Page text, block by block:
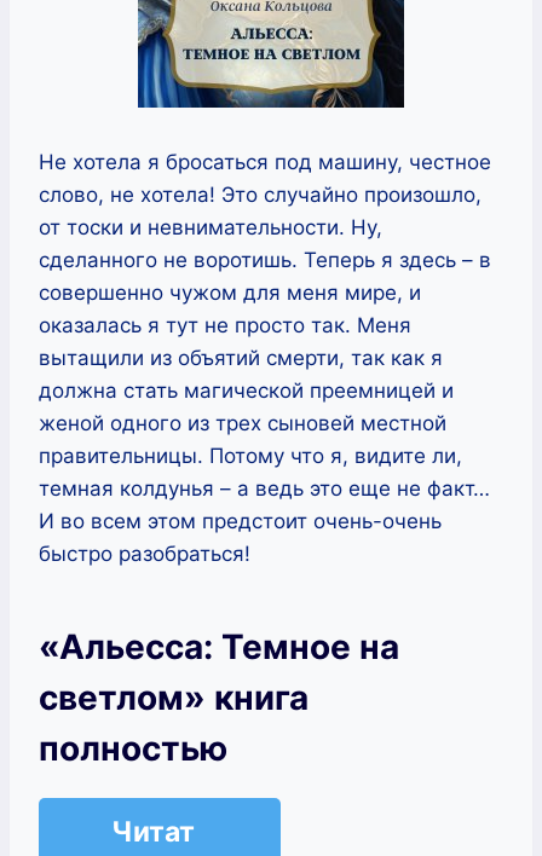
Не хотела я бросаться под машину, честное
слово, не хотела! Это случайно произошло,
от тоски и невнимательности. Ну,
сделанного не воротишь. Теперь я здесь – в
совершенно чужом для меня мире, и
оказалась я тут не просто так. Меня
вытащили из объятий смерти, так как я
должна стать магической преемницей и
женой одного из трех сыновей местной
правительницы. Потому что я, видите ли,
темная колдунья – а ведь это еще не факт…
И во всем этом предстоит очень-очень
быстро разобраться!
«Альесса: Темное на
светлом» книга
полностью
Читат